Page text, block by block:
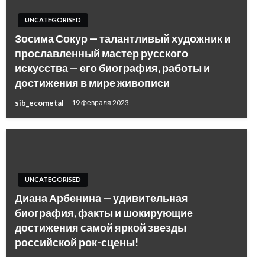
UNCATEGORISED
Зосима Сокур — талантливый художник и
прославленный мастер русского
искусства — его биография, работы и
достижения в мире живописи
sib_ecometal 19 февраля 2023
UNCATEGORISED
Диана Арбенина — удивительная
биография, факты и шокирующие
достижения самой яркой звезды
российской рок-сцены!